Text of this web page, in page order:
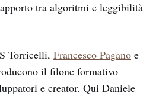
tra algoritmi e leggibilità
Torricelli, Francesco Pagano e
il filone formativo
e creator. Qui Daniele